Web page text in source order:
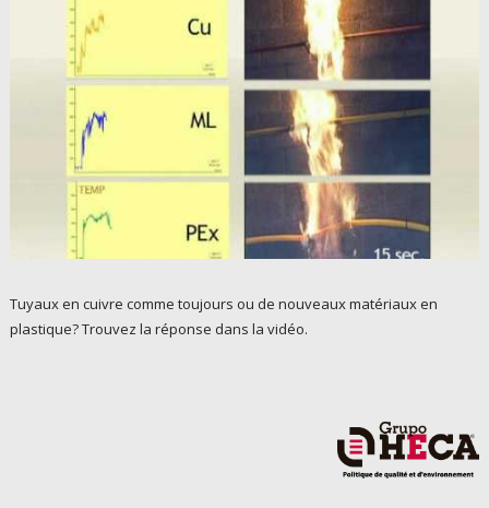
Tuyaux en cuivre comme toujours ou de nouveaux matériaux en
plastique? Trouvez la réponse dans la vidéo.